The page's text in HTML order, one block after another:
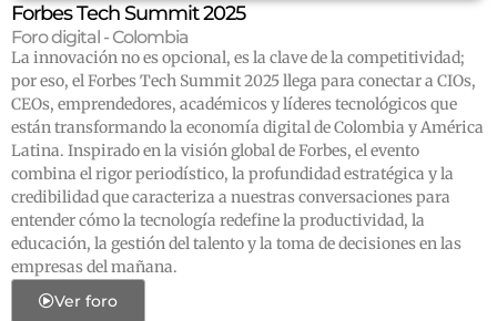
Forbes Tech Summit 2025
Foro digital - Colombia
La innovación no es opcional, es la clave de la competitividad;
por eso, el Forbes Tech Summit 2025 llega para conectar a CIOs,
CEOs, emprendedores, académicos y líderes tecnológicos que
están transformando la economía digital de Colombia y América
Latina. Inspirado en la visión global de Forbes, el evento
combina el rigor periodístico, la profundidad estratégica y la
credibilidad que caracteriza a nuestras conversaciones para
entender cómo la tecnología redefine la productividad, la
educación, la gestión del talento y la toma de decisiones en las
empresas del mañana.
Ver foro